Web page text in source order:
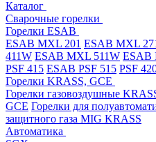
Каталог
Cварочные горелки
Горелки ESAB
ESAB MXL 201 ESAB MXL
411W ESAB MXL 511W ESAB
PSF 415 ESAB PSF 515 PSF
Горелки KRASS, GCE
Горелки газовоздушные
GCE Горелки для
защитного газа MIG KRASS
Автоматика